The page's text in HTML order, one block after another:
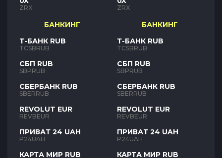
ZRX
БАНКИНГ
Т-БАНК RUB
TCSBRUB
СБП RUB
SBPRUB
СБЕРБАНК RUB
SBERRUB
REVOLUT EUR
REVBEUR
ПРИВАТ 24 UAH
P24UAH
КАРТА МИР RUB
ZRX
БАНКИНГ
Т-БАНК RUB
TCSBRUB
СБП RUB
SBPRUB
СБЕРБАНК RUB
SBERRUB
REVOLUT EUR
REVBEUR
ПРИВАТ 24 UAH
P24UAH
КАРТА МИР RUB